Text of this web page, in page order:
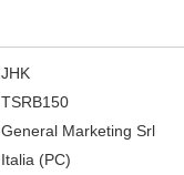
JHK
TSRB150
General Marketing Srl
Italia (PC)